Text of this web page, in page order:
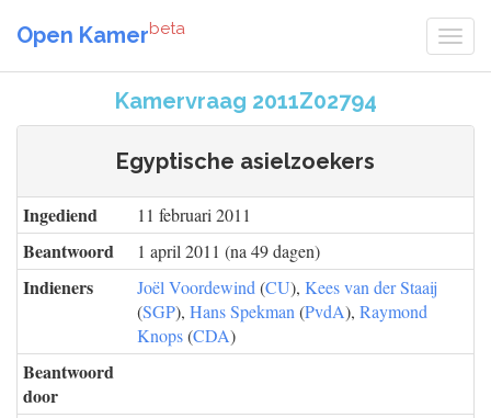
Open Kamerbeta
Kamervraag 2011Z02794
Egyptische asielzoekers
Ingediend 11 februari 2011
Beantwoord 1 april 2011 (na 49 dagen)
Indieners Joël Voordewind (CU), Kees van der Staaij
(SGP), Hans Spekman (PvdA), Raymond
Knops(CDA)
Beantwoord
door